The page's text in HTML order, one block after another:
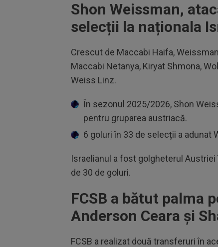
Shon Weissman,
selecții la naționala
Crescut de Maccabi Haifa,
Maccabi Netanya, Kiryat Shmona,
Weiss Linz.
În sezonul 2025/2026, Shon
pentru gruparea austriacă.
6 goluri în 33 de selecții a adunat
Israelianul a fost golgheterul
de 30 de goluri.
FCSB a bătut palma
Anderson Ceara și
FCSB a realizat două transferuri în